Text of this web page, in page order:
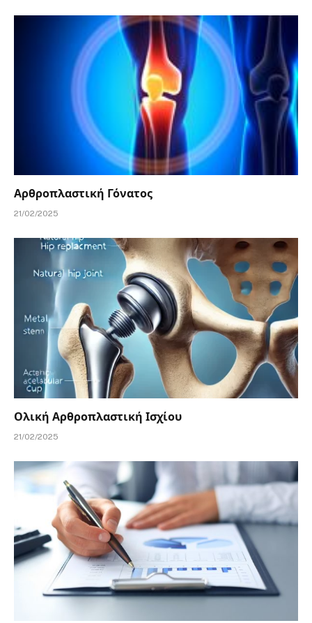
Αρθροπλαστική Γόνατος
21/02/2025
Ολική Αρθροπλαστική Ισχίου
21/02/2025